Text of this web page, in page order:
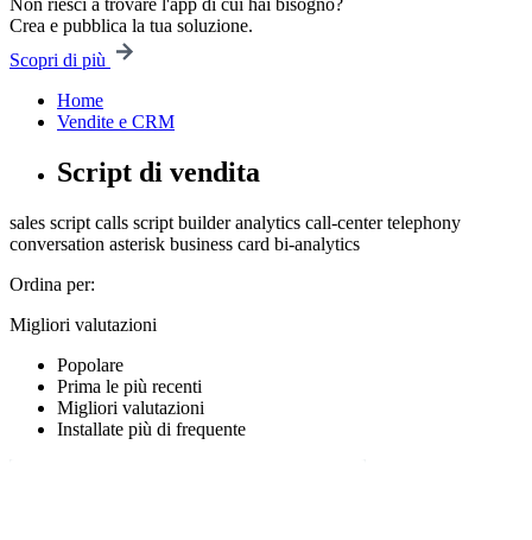
Non riesci a trovare l'app di cui hai bisogno?
Crea e pubblica la tua soluzione.
Scopri di più
Home
Vendite e CRM
Script di vendita
sales script calls script builder analytics call-center telephony
conversation asterisk business card bi-analytics
Ordina per:
Migliori valutazioni
Popolare
Prima le più recenti
Migliori valutazioni
Installate più di frequente